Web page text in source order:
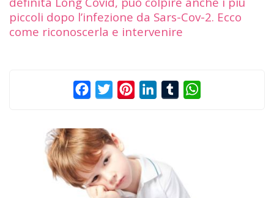
piccoli dopo l’infezione da Sars-Cov-2. Ecco
come riconoscerla e intervenire
FacebookTwitterPinterestLinkedInTumblr